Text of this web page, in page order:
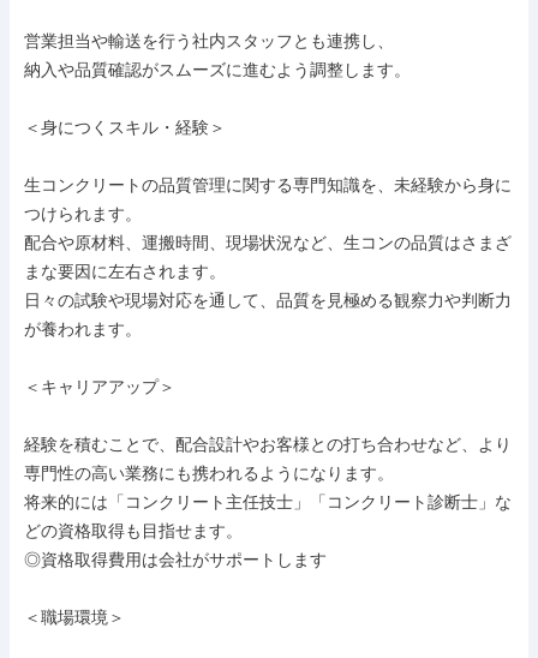
営業担当や輸送を行う社内スタッフとも連携し、
納入や品質確認がスムーズに進むよう調整します。
＜身につくスキル・経験＞
生コンクリートの品質管理に関する専門知識を、未経験から身に
つけられます。
配合や原材料、運搬時間、現場状況など、生コンの品質はさまざ
まな要因に左右されます。
日々の試験や現場対応を通して、品質を見極める観察力や判断力
が養われます。
＜キャリアアップ＞
経験を積むことで、配合設計やお客様との打ち合わせなど、より
専門性の高い業務にも携われるようになります。
将来的には「コンクリート主任技士」「コンクリート診断士」な
どの資格取得も目指せます。
◎資格取得費用は会社がサポートします
＜職場環境＞